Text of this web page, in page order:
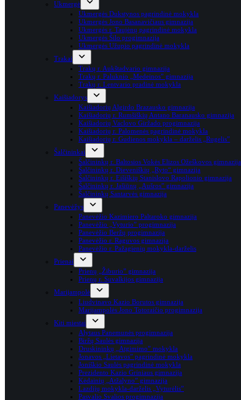
Ukmergė
Ukmergės Dukstynos pagrindinė mokykla
Ukmergės Jono Basanavičiaus gimnazija
Ukmergės r. Taujėnų pagrindinė mokykla
Ukmergės Šilo progimnazija
Ukmergės Užupio pagrindinė mokykla
Trakai
Trakų r. Aukštadvario gimnazija
Trakų r. Paluknio „Medeinos” gimnazija
Trakų r. Lentvario pradinė mokykla
Kaišiadorys
Kaišiadorių Algirdo Brazausko gimnazija
Kaišiadorių r. Rumšiškių Antano Baranausko gimnazija
Kaišiadorių Vaclovo Giržado progimnazija
Kaišiadorių r. Palomenės pagrindinė mokykla
Kaišiadorių r. Gudienos mokykla – darželis „Rugelis”
Šalčininkai
Šalčininkų r. Baltosios Vokės Elizos Ožeškovos gimnazija
Šalčininkų r. Dieveniškių „Ryto“ gimnazija
Šalčininkų r. Eišiškių Stanislovo Rapolionio gimnazija
Šalčininkų r. Jašiūnų „Aušros” gimnazija
Šalčininkų Santarvės gimnazija
Panevėžys
Panevėžio Kazimiero Paltaroko gimnazija
Panevėžio „Vyturio” progimnazija
Panevėžio Beržų progimnazija
Panevėžio r. Raguvos gimnazija
Panevėžio r. Pažagienių mokykla-darželis
Prienai
Prienų „Žiburio” gimnazija
Prienų r. Suvalkijos gimnazija
Marijampolė
Liudvinavo Kazio Borutos gimnazija
Marijampolės Jono Totoraičio progimnazija
Kiti miestai
Alytaus Panemunės progimnazija
Biržų Saulės gimnazija
Druskininkų „Atgimimo” mokykla
Jonavos „Lietavos” pagrindinė mokykla
Joniškio Saulės pagrindinė mokykla
Prezidento Kazio Griniaus gimnazija
Kėdainių „Atžalyno” gimnazija
Lazdijų mokykla-darželis „Vyturėlis”
Pasvalio Svalios progimnazija